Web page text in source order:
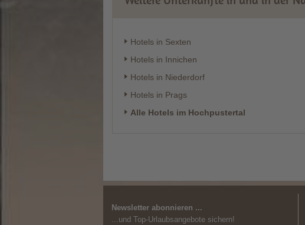
Hotels in Sexten
Hotels in Innichen
Hotels in Niederdorf
Hotels in Prags
Alle Hotels im Hochpustertal
Newsletter abonnieren ...
...und Top-Urlaubsangebote sichern!